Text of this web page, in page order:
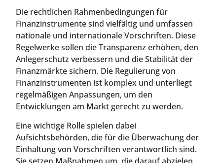
Die rechtlichen Rahmenbedingungen für
Finanzinstrumente sind vielfältig und umfassen
nationale und internationale Vorschriften. Diese
Regelwerke sollen die Transparenz erhöhen, den
Anlegerschutz verbessern und die Stabilität der
Finanzmärkte sichern. Die Regulierung von
Finanzinstrumenten ist komplex und unterliegt
regelmäßigen Anpassungen, um den
Entwicklungen am Markt gerecht zu werden.
Eine wichtige Rolle spielen dabei
Aufsichtsbehörden, die für die Überwachung der
Einhaltung von Vorschriften verantwortlich sind.